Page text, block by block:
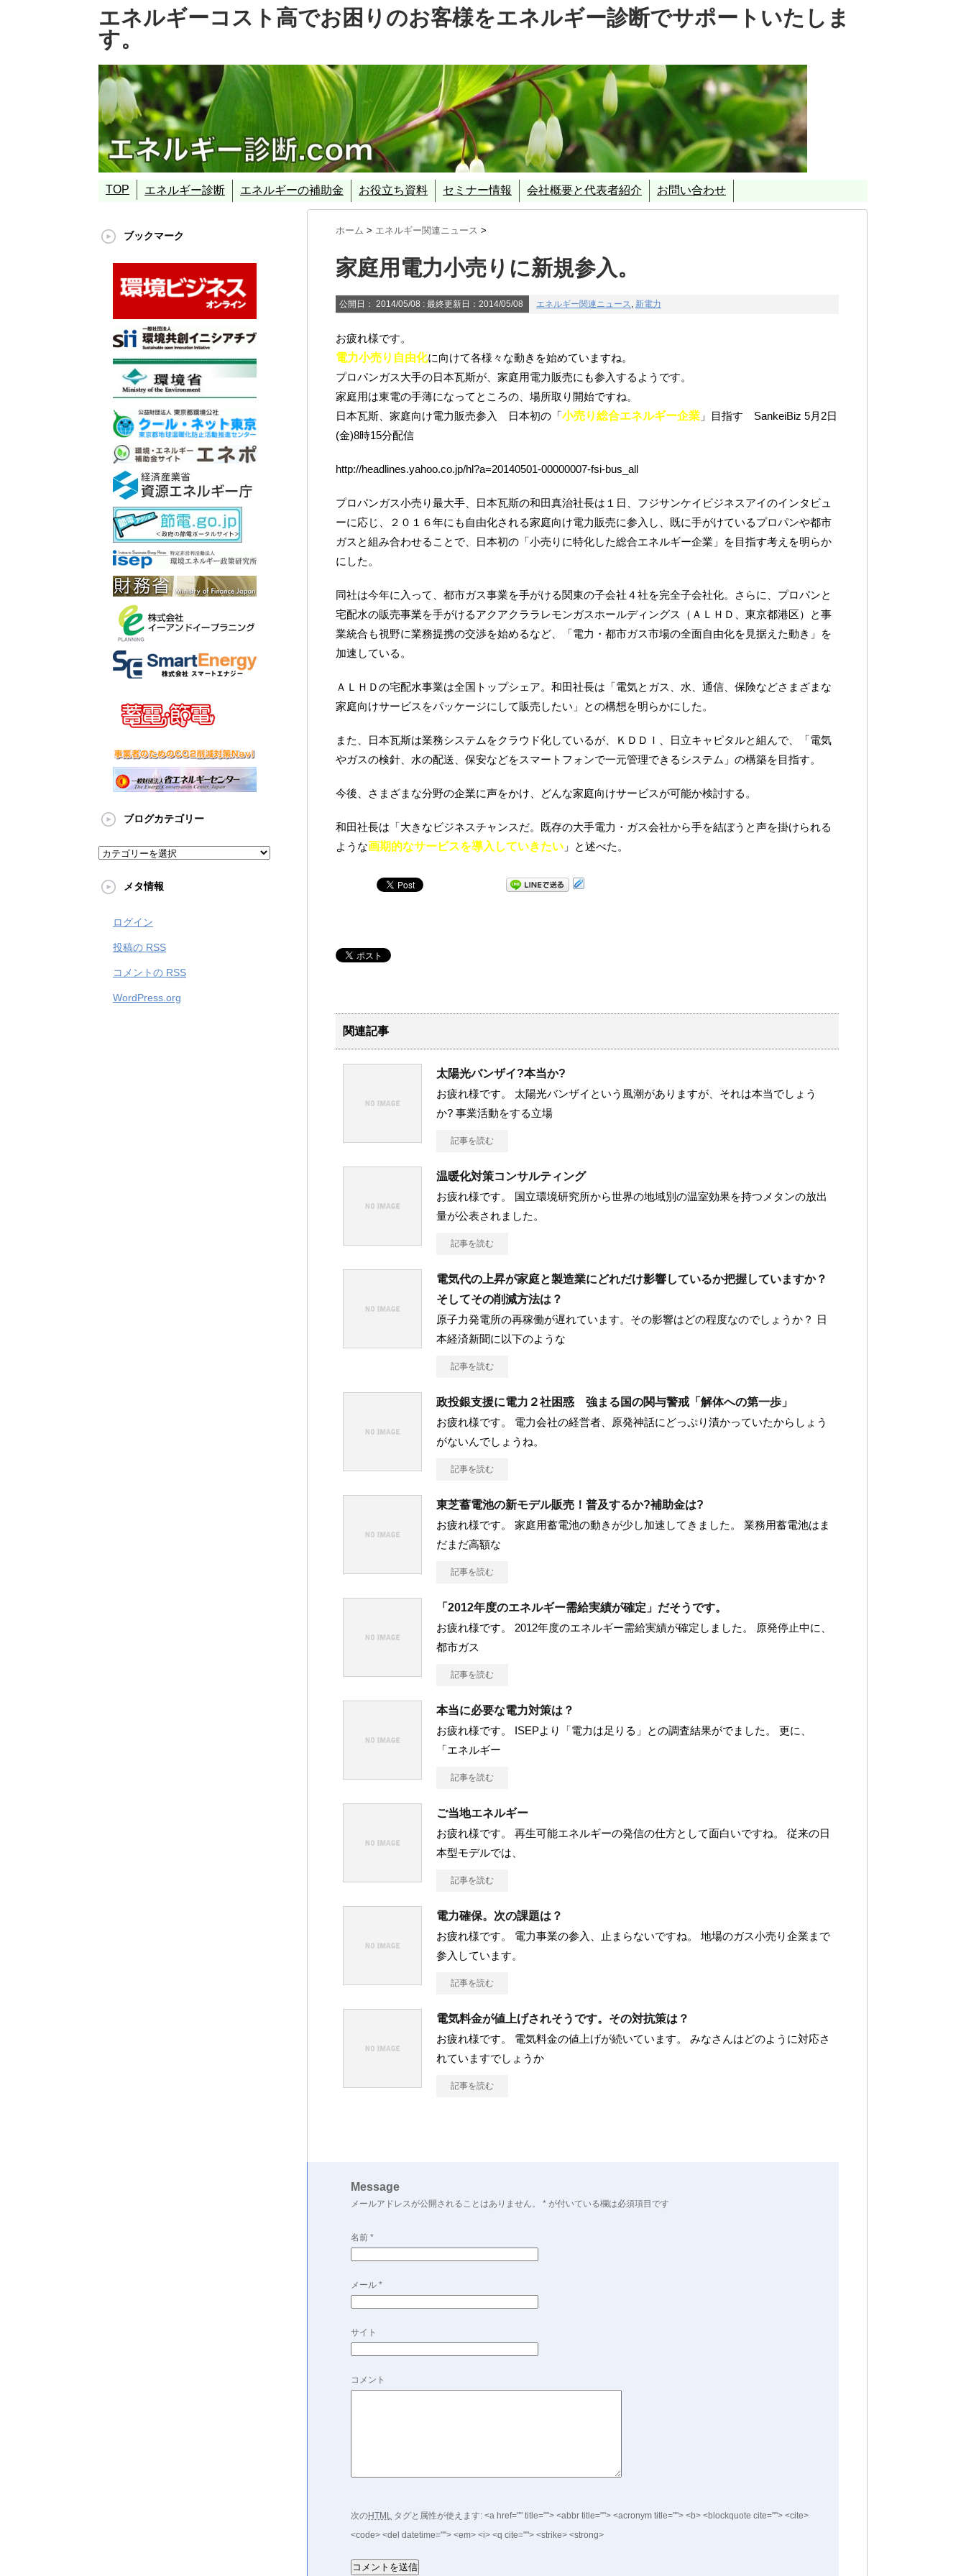
エネルギーコスト高でお困りのお客様をエネルギー診断でサポートいたしま
す。
TOP エネルギー診断
エネルギーのプロ：エネルギー診断プロフェッショナル
エネルギーの補助金
補助金事業の代行
代表的な補助金事業
エネルギー使用合理化事業(SII)
ASETT事業（環境省）
環境省ポテンシャル診断事業
創エネ補助金事業
省エネ補助金事業
お役立ち資料
エネルギー政策
平成２５年度 経済産業省・環境省 補正予算
平成２７年度 経済産業省
平成２７年度 環境省概算要求
省エネルギー診断に使える補助事業 平成２７年度環境省「経済性を重視したＣＯ２削減対策支援事業」
補助金採択分析
セミナー情報 会社概要と代表者紹介 お問い合わせ
ホーム > エネルギー関連ニュース >
家庭用電力小売りに新規参入。
公開日： 2014/05/08 : 最終更新日：2014/05/08 エネルギー関連ニュース, 新電力
お疲れ様です。
電力小売り自由化に向けて各様々な動きを始めていますね。
プロパンガス大手の日本瓦斯が、家庭用電力販売にも参入するようです。
家庭用は東電の手薄になってところの、場所取り開始ですね。
日本瓦斯、家庭向け電力販売参入 日本初の「小売り総合エネルギー企業 」目指す SankeiBiz 5月2日
(金)8時15分配信
http://headlines.yahoo.co.jp/hl?a=20140501-00000007-fsi-bus_all
プロパンガス小売り最大手、日本瓦斯の和田真治社長は１日、フジサンケイビジネスアイのインタビュ
ーに応じ、２０１６年にも自由化される家庭向け電力販売に参入し、既に手がけているプロパンや都市
ガスと組み合わせることで、日本初の「小売りに特化した総合エネルギー企業」を目指す考えを明らか
にした。
同社は今年に入って、都市ガス事業を手がける関東の子会社４社を完全子会社化。さらに、プロパンと
宅配水の販売事業を手がけるアクアクララレモンガスホールディングス（ＡＬＨＤ、東京都港区）と事
業統合も視野に業務提携の交渉を始めるなど、「電力・都市ガス市場の全面自由化を見据えた動き」を
加速している。
ＡＬＨＤの宅配水事業は全国トップシェア。和田社長は「電気とガス、水、通信、保険などさまざまな
家庭向けサービスをパッケージにして販売したい」との構想を明らかにした。
また、日本瓦斯は業務システムをクラウド化しているが、ＫＤＤＩ、日立キャピタルと組んで、「電気
やガスの検針、水の配送、保安などをスマートフォンで一元管理できるシステム」の構築を目指す。
今後、さまざまな分野の企業に声をかけ、どんな家庭向けサービスが可能か検討する。
和田社長は「大きなビジネスチャンスだ。既存の大手電力・ガス会社から手を結ぼうと声を掛けられる
ような画期的なサービスを導入していきたい 」と述べた。
関連記事
太陽光バンザイ?本当か?
お疲れ様です。 太陽光バンザイという風潮がありますが、それは本当でしょう
か? 事業活動をする立場
記事を読む
温暖化対策コンサルティング
お疲れ様です。 国立環境研究所から世界の地域別の温室効果を持つメタンの放出
量が公表されました。
記事を読む
電気代の上昇が家庭と製造業にどれだけ影響しているか把握していますか？
そしてその削減方法は？
原子力発電所の再稼働が遅れています。その影響はどの程度なのでしょうか？ 日
本経済新聞に以下のような
記事を読む
政投銀支援に電力２社困惑 強まる国の関与警戒「解体への第一歩」
お疲れ様です。 電力会社の経営者、原発神話にどっぷり漬かっていたからしょう
がないんでしょうね。
記事を読む
東芝蓄電池の新モデル販売！普及するか?補助金は?
お疲れ様です。 家庭用蓄電池の動きが少し加速してきました。 業務用蓄電池はま
だまだ高額な
記事を読む
「2012年度のエネルギー需給実績が確定」だそうです。
お疲れ様です。 2012年度のエネルギー需給実績が確定しました。 原発停止中に、
都市ガス
記事を読む
本当に必要な電力対策は？
お疲れ様です。 ISEPより「電力は足りる」との調査結果がでました。 更に、
「エネルギー
記事を読む
ご当地エネルギー
お疲れ様です。 再生可能エネルギーの発信の仕方として面白いですね。 従来の日
本型モデルでは、
記事を読む
電力確保。次の課題は？
お疲れ様です。 電力事業の参入、止まらないですね。 地場のガス小売り企業まで
参入しています。
記事を読む
電気料金が値上げされそうです。その対抗策は？
お疲れ様です。 電気料金の値上げが続いています。 みなさんはどのように対応さ
れていますでしょうか
記事を読む
Message
メールアドレスが公開されることはありません。 * が付いている欄は必須項目です
名前 *
メール *
サイト
コメント
次のHTML タグと属性が使えます: <a href="" title=""> <abbr title=""> <acronym title=""> <b> <blockquote cite=""> <cite>
<code> <del datetime=""> <em> <i> <q cite=""> <strike> <strong>
ブックマーク
ブログカテゴリー
メタ情報
ログイン
投稿の RSS
コメントの RSS
WordPress.org